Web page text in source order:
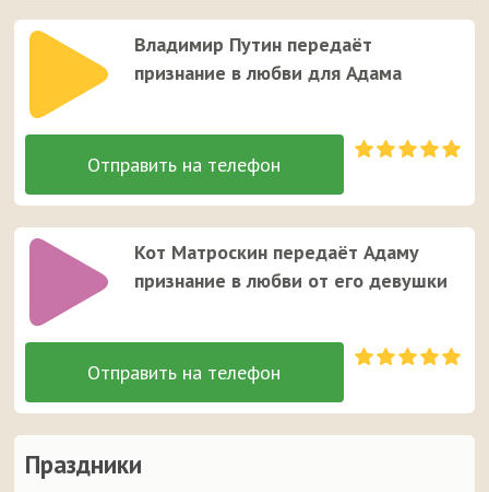
Праздники
Владимир Путин передаёт
признание в любви для Адама
Кот Матроскин передаёт Адаму
признание в любви от его девушки